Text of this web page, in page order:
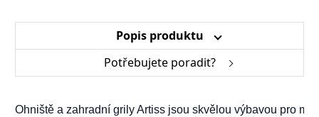
Popis produktu
Potřebujete poradit?
Ohniště a zahradní grily Artiss jsou skvělou výbavou pro